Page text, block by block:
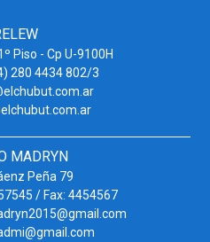
Piso - Cp U-9100H
280 4434 802/3
MADRYN
Peña 79
/ Fax: 4454567